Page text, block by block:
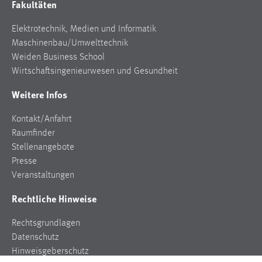
Fakultäten
Elektrotechnik, Medien und Informatik
Maschinenbau/Umwelttechnik
Weiden Business School
Wirtschaftsingenieurwesen und Gesundheit
Weitere Infos
Kontakt/Anfahrt
Raumfinder
Stellenangebote
Presse
Veranstaltungen
Rechtliche Hinweise
Rechtsgrundlagen
Datenschutz
Hinweisgeberschutz
Zweck:
einloggen zu können.
Cookie Laufzeit:
24 Stunden
STATISTIK
Statistik Cookies erfassen Informationen anonym.
Diese Informationen helfen uns zu verstehen, wie
unsere Besucher unsere Website nutzen.
_pk_ref, _pk_cvar, _pk_id, _pk_ses
Zweck: